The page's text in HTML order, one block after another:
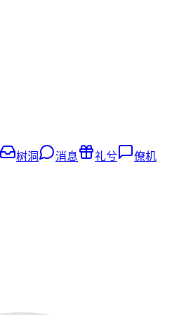
树洞 消息 礼兮 僚机